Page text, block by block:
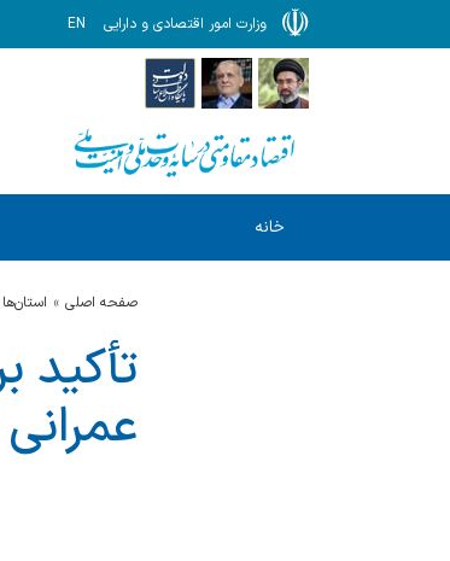
وزارت امور اقتصادی و دارایی EN
خانه
صفحه اصلی استان‌ها
تأکید